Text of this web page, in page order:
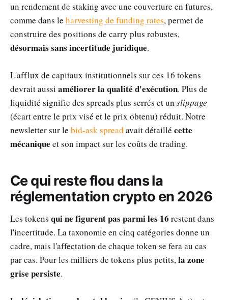
un rendement de staking avec une couverture en futures,
comme dans le harvesting de funding rates, permet de
construire des positions de carry plus robustes,
désormais sans incertitude juridique.
L'afflux de capitaux institutionnels sur ces 16 tokens
devrait aussi améliorer la qualité d'exécution. Plus de
liquidité signifie des spreads plus serrés et un slippage
(écart entre le prix visé et le prix obtenu) réduit. Notre
newsletter sur le bid-ask spread avait détaillé cette
mécanique et son impact sur les coûts de trading.
Ce qui reste flou dans la
réglementation crypto en 2026
Les tokens qui ne figurent pas parmi les 16 restent dans
l'incertitude. La taxonomie en cinq catégories donne un
cadre, mais l'affectation de chaque token se fera au cas
par cas. Pour les milliers de tokens plus petits, la zone
grise persiste.